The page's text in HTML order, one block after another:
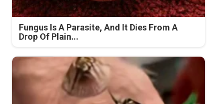
Fungus Is A Parasite, And It Dies From A
Drop Of Plain...